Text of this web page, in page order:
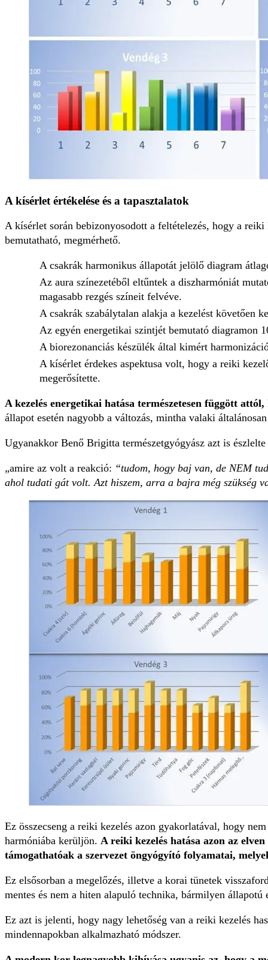
A kísérlet értékelése és a tapasztalatok
A kísérlet során bebizonyosodott a feltételezés, hogy a
bemutatható, megmérhető.
A csakrák harmonikus állapotát jelölő diagram
Az aura színezetéből eltűntek a diszharmóniát
magasabb rezgés színeit felvéve.
A csakrák szabálytalan alakja a kezelést követően
Az egyén energetikai szintjét bemutató diagramon
A biorezonanciás készülék által kimért
A kísérlet érdekes aspektusa volt, hogy a reiki
megerősítette.
A kezelés energetikai hatása természetesen függött
állapot esetén nagyobb a változás, mintha valaki
Ugyanakkor Benő Brigitta természetgyógyász azt is
„amire az volt a reakció: “tudom, hogy baj van, de NEM
ahol tudati gát volt. Azt hiszem, arra a bajra még szükség
Ez összecseng a reiki kezelés azon gyakorlatával, hogy
harmóniába kerüljön. A reiki kezelés hatása azon az
támogathatóak a szervezet öngyógyító folyamatai,
Ez elsősorban a megelőzés, illetve a korai tünetek
mentes és nem a hiten alapuló technika, bármilyen
Ez azt is jelenti, hogy nagy lehetőség van a reiki kezelés
mindennapokban alkalmazható módszer.